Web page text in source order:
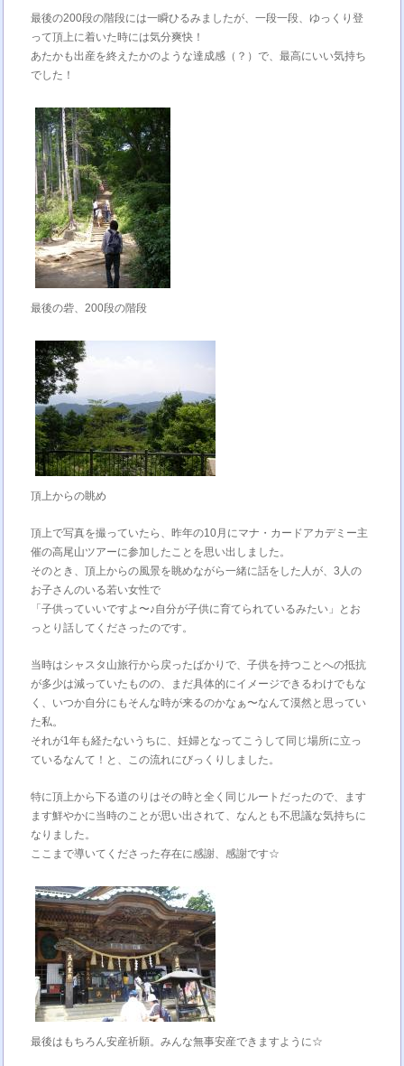
最後の200段の階段には一瞬ひるみましたが、一段一段、ゆっくり登
って頂上に着いた時には気分爽快！
あたかも出産を終えたかのような達成感（？）で、最高にいい気持ち
でした！
最後の砦、200段の階段
頂上からの眺め
頂上で写真を撮っていたら、昨年の10月にマナ・カードアカデミー主
催の高尾山ツアーに参加したことを思い出しました。
そのとき、頂上からの風景を眺めながら一緒に話をした人が、3人の
お子さんのいる若い女性で
「子供っていいですよ〜♪自分が子供に育てられているみたい」とお
っとり話してくださったのです。
当時はシャスタ山旅行から戻ったばかりで、子供を持つことへの抵抗
が多少は減っていたものの、まだ具体的にイメージできるわけでもな
く、いつか自分にもそんな時が来るのかなぁ〜なんて漠然と思ってい
た私。
それが1年も経たないうちに、妊婦となってこうして同じ場所に立っ
ているなんて！と、この流れにびっくりしました。
特に頂上から下る道のりはその時と全く同じルートだったので、ます
ます鮮やかに当時のことが思い出されて、なんとも不思議な気持ちに
なりました。
ここまで導いてくださった存在に感謝、感謝です☆
最後はもちろん安産祈願。みんな無事安産できますように☆